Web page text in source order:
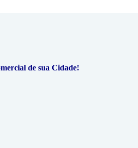
de sua Cidade!